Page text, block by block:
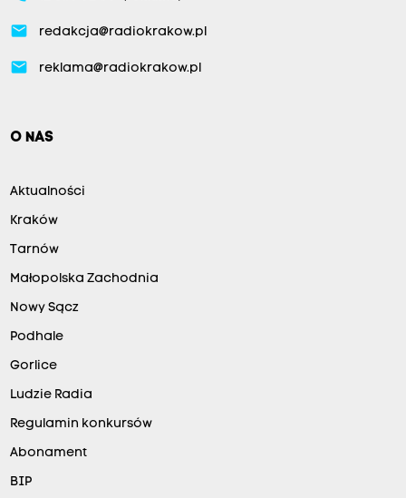
email redakcja@radiokrakow.pl
email reklama@radiokrakow.pl
O NAS
Aktualności
Kraków
Tarnów
Małopolska Zachodnia
Nowy Sącz
Podhale
Gorlice
Ludzie Radia
Regulamin konkursów
Abonament
BIP